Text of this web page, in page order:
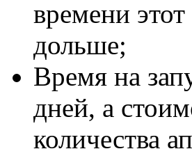
времени
дольше;
Время на
дней, а
количества